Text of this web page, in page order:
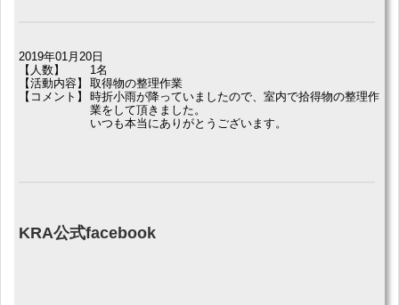
2019年01月20日
【人数】
1名
【活動内容】
取得物の整理作業
【コメント】
時折小雨が降っていましたので、室内で拾得物の整理作
業をして頂きました。
いつも本当にありがとうございます。
KRA公式facebook